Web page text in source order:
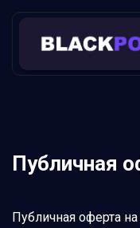
Публичная
Публичная оферта